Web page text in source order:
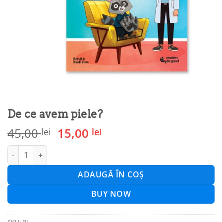
De ce avem piele?
45,00lei Prețul
inițial
fost:
45,00 lei.
15,00 lei
15,00 lei.
Cantitate De ce avem piele?
ADAUGĂ ÎN COȘ
BUY NOW